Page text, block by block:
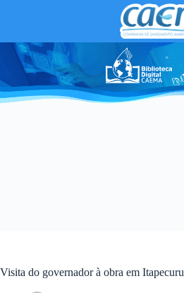
conteúdo
Visita do governador à obra em Itapecuru